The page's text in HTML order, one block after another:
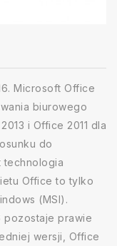
Microsoft Office
biurowego
i Office 2011 dla
do
technologia
Office to tylko
(MSI).
pozostaje prawie
wersji, Office